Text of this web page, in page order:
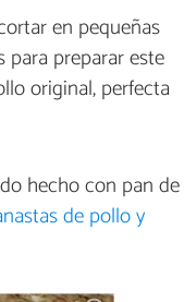
en pequeñas
para preparar este
original, perfecta
hecho con pan de
de pollo y